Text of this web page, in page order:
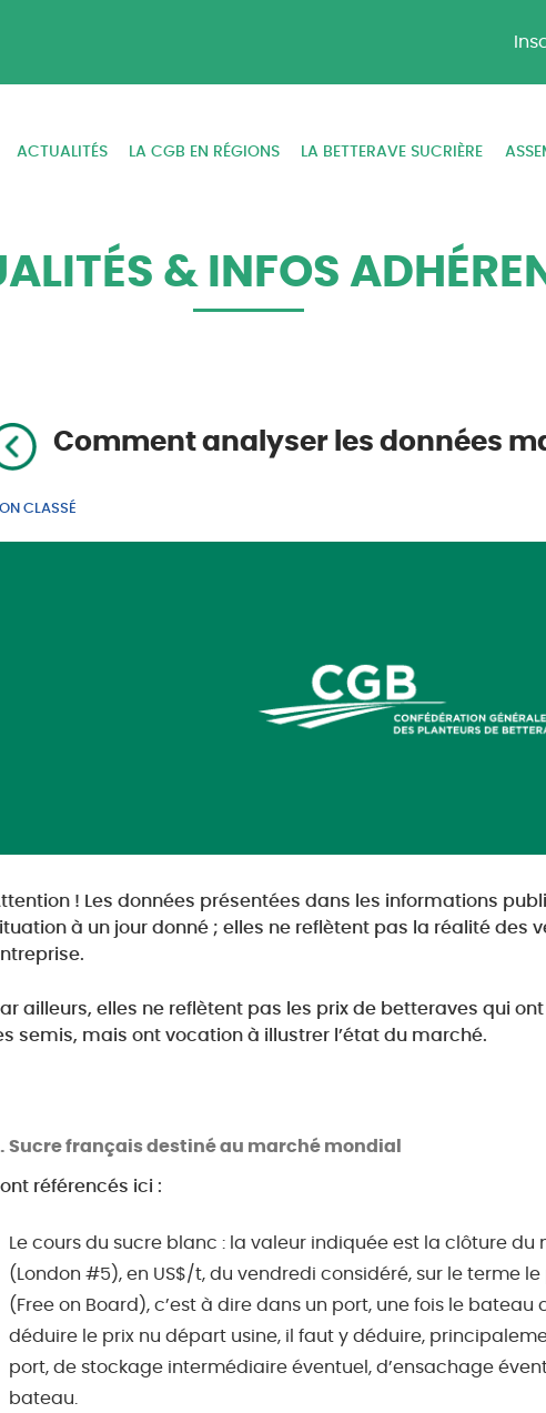
ACTUALITÉS LA CGB EN RÉGIONS LA BETTERAVE SUCRIÈRE
& INFOS
Comment analyser les données
CLASSÉ
! Les données présentées dans les informations
à un jour donné ; elles ne reflètent pas la réalité des
ailleurs, elles ne reflètent pas les prix de betteraves qui
semis, mais ont vocation à illustrer l’état du marché.
Sucre français destiné au marché mondial
référencés ici :
Le cours du sucre blanc : la valeur indiquée est la clôture
(London #5), en US$/t, du vendredi considéré, sur le terme le
(Free on Board), c’est à dire dans un port, une fois le bateau
déduire le prix nu départ usine, il faut y déduire,
port, de stockage intermédiaire éventuel, d’ensachage
bateau.